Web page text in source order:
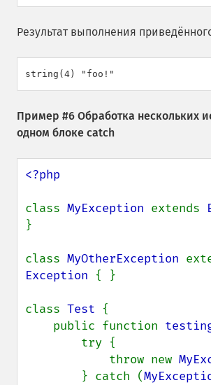
Результат выполнения
Пример #6 Обработка нескольких
одном блоке catch
<?php
class MyException extends
}
class MyOtherException
Exception { }
class Test {
    public function
            throw new
        } catch (